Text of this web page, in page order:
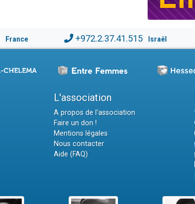
France +972.2.37.41.515 Israël
L'association
A propos de l'association
Faire un don !
Mentions légales
Nous contacter
Aide (FAQ)